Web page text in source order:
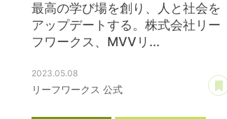
あとで読む
最高の学び場を創り、人と社会を
アップデートする。株式会社リー
フワークス、MVVリ...
2023.05.08
リーフワークス 公式